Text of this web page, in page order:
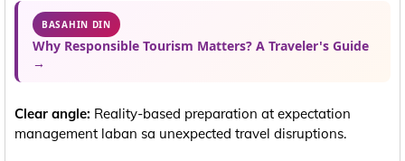
BASAHIN DIN
Why Responsible Tourism Matters? A Traveler's Guide
→
Clear angle: Reality-based preparation at expectation
management laban sa unexpected travel disruptions.